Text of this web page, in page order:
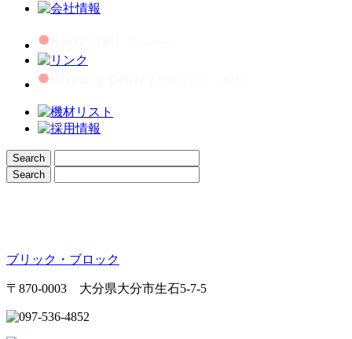
ブリック・ブロック
〒870-0003 大分県大分市生石5-7-5